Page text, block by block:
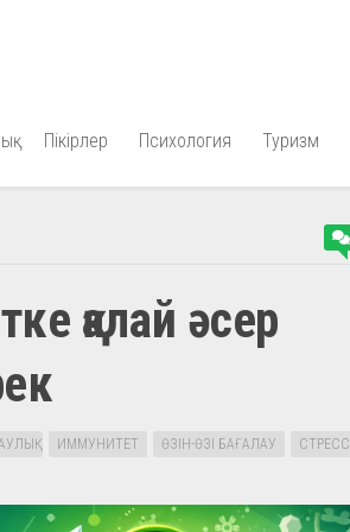
Пікірлер Психология Туризм
қалай әсер
ИММУНИТЕТ ӨЗІН-ӨЗІ БАҒАЛАУ СТРЕСС